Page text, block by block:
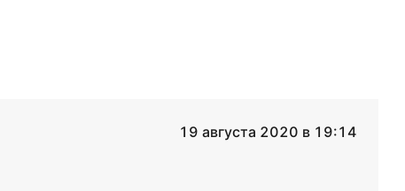
19 августа 2020 в 19:14